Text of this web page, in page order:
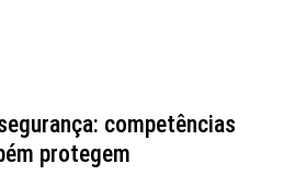
competências
protegem